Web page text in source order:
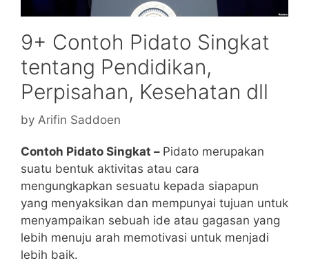
9+ Contoh Pidato Singkat
tentang Pendidikan,
Perpisahan, Kesehatan dll
by Arifin Saddoen
Contoh Pidato Singkat – Pidato merupakan
suatu bentuk aktivitas atau cara
mengungkapkan sesuatu kepada siapapun
yang menyaksikan dan mempunyai tujuan untuk
menyampaikan sebuah ide atau gagasan yang
lebih menuju arah memotivasi untuk menjadi
lebih baik.